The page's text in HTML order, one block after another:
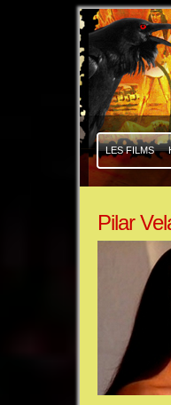
LES FILMS
Pilar